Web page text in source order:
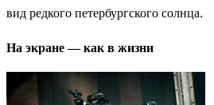
вид редкого петербургского солнца.
На экране — как в жизни